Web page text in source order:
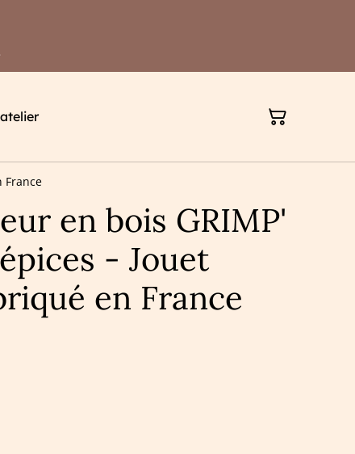
France
en bois GRIMP'
- Jouet
en France